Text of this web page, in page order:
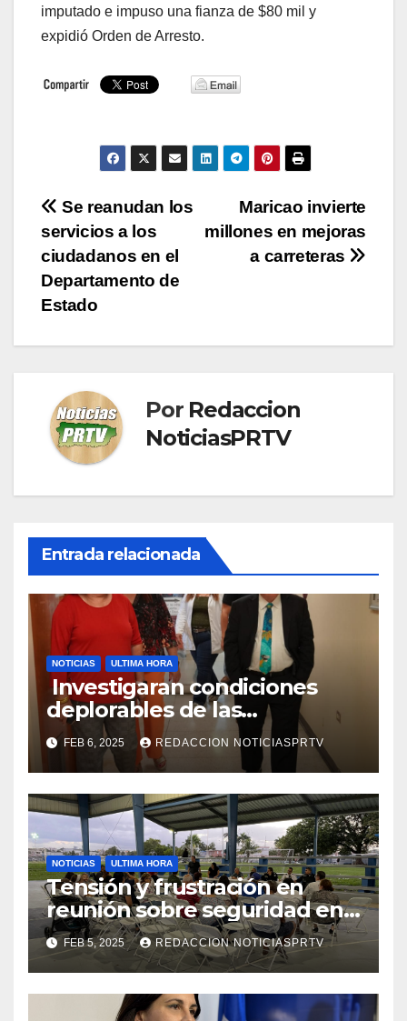
imputado e impuso una fianza de $80 mil y
expidió Orden de Arresto.
Navegación
de
entradas
Maricao invierte
millones en mejoras
a carreteras
Se reanudan los
servicios a los
ciudadanos en el
Departamento de
Estado
Por Redaccion
NoticiasPRTV
Entrada relacionada
NOTICIAS ULTIMA HORA
Investigaran condiciones
deplorables de las
facilidades el Departamento
de la Salud en Mayagüez
FEB 6, 2025 REDACCION NOTICIASPRTV
NOTICIAS ULTIMA HORA
Tensión y frustración en
reunión sobre seguridad en
Reparto Metropolitano
FEB 5, 2025 REDACCION NOTICIASPRTV